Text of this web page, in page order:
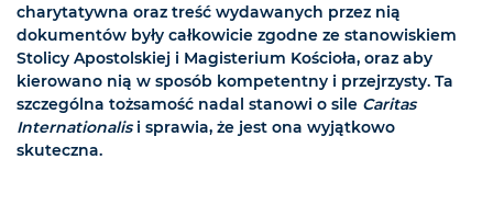
charytatywna oraz treść wydawanych przez nią
dokumentów były całkowicie zgodne ze stanowiskiem
Stolicy Apostolskiej i Magisterium Kościoła, oraz aby
kierowano nią w sposób kompetentny i przejrzysty. Ta
szczególna tożsamość nadal stanowi o sile Caritas
Internationalisi sprawia, że jest ona wyjątkowo
skuteczna.